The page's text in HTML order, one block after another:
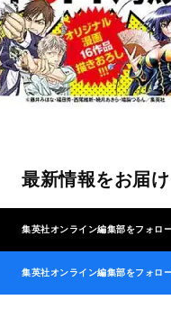
最新情報をお届け
集英社オンライン編集部をフォロ
集英社オンライン編集部をフォロ